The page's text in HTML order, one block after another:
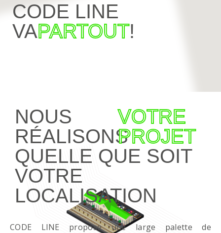
CODE LINE
VAPARTOUT!
NOUS
RÉALISONS
VOTRE
PROJET
QUELLE QUE SOIT
VOTRE
LOCALISATION
CODE LINE propose une large palette de